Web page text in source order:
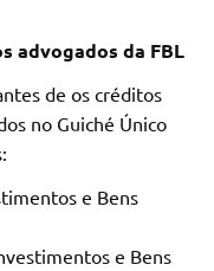
advogados da FBL
de os créditos
no Guiché Único
e Bens
e Bens